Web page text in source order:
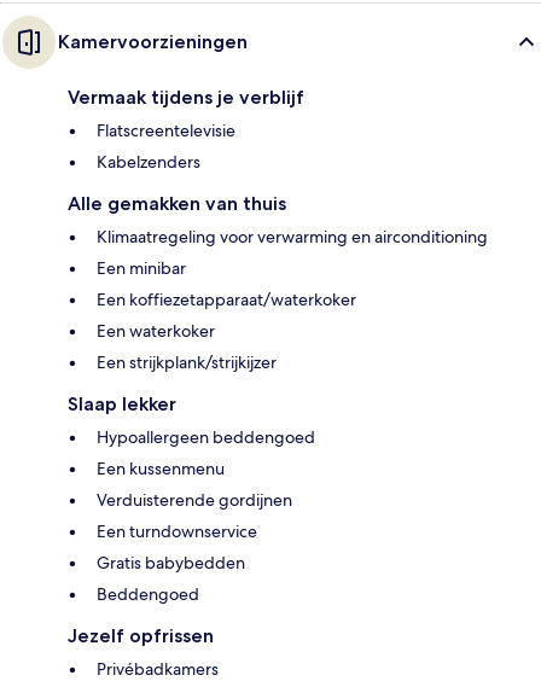
Kamervoorzieningen
Vermaak tijdens je verblijf
Flatscreentelevisie
Kabelzenders
Alle gemakken van thuis
Klimaatregeling voor verwarming en airconditioning
Een minibar
Een koffiezetapparaat/waterkoker
Een waterkoker
Een strijkplank/strijkijzer
Slaap lekker
Hypoallergeen beddengoed
Een kussenmenu
Verduisterende gordijnen
Een turndownservice
Gratis babybedden
Beddengoed
Jezelf opfrissen
Privébadkamers